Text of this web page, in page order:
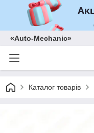
«Auto-Mechanic»
Каталог товарів